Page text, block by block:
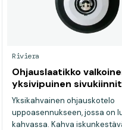
Riviera
Ohjauslaatikko
yksivipuinen
Yksikahvainen ohjauskotelo
uppoasennukseen, jossa on
kahvassa. Kahva